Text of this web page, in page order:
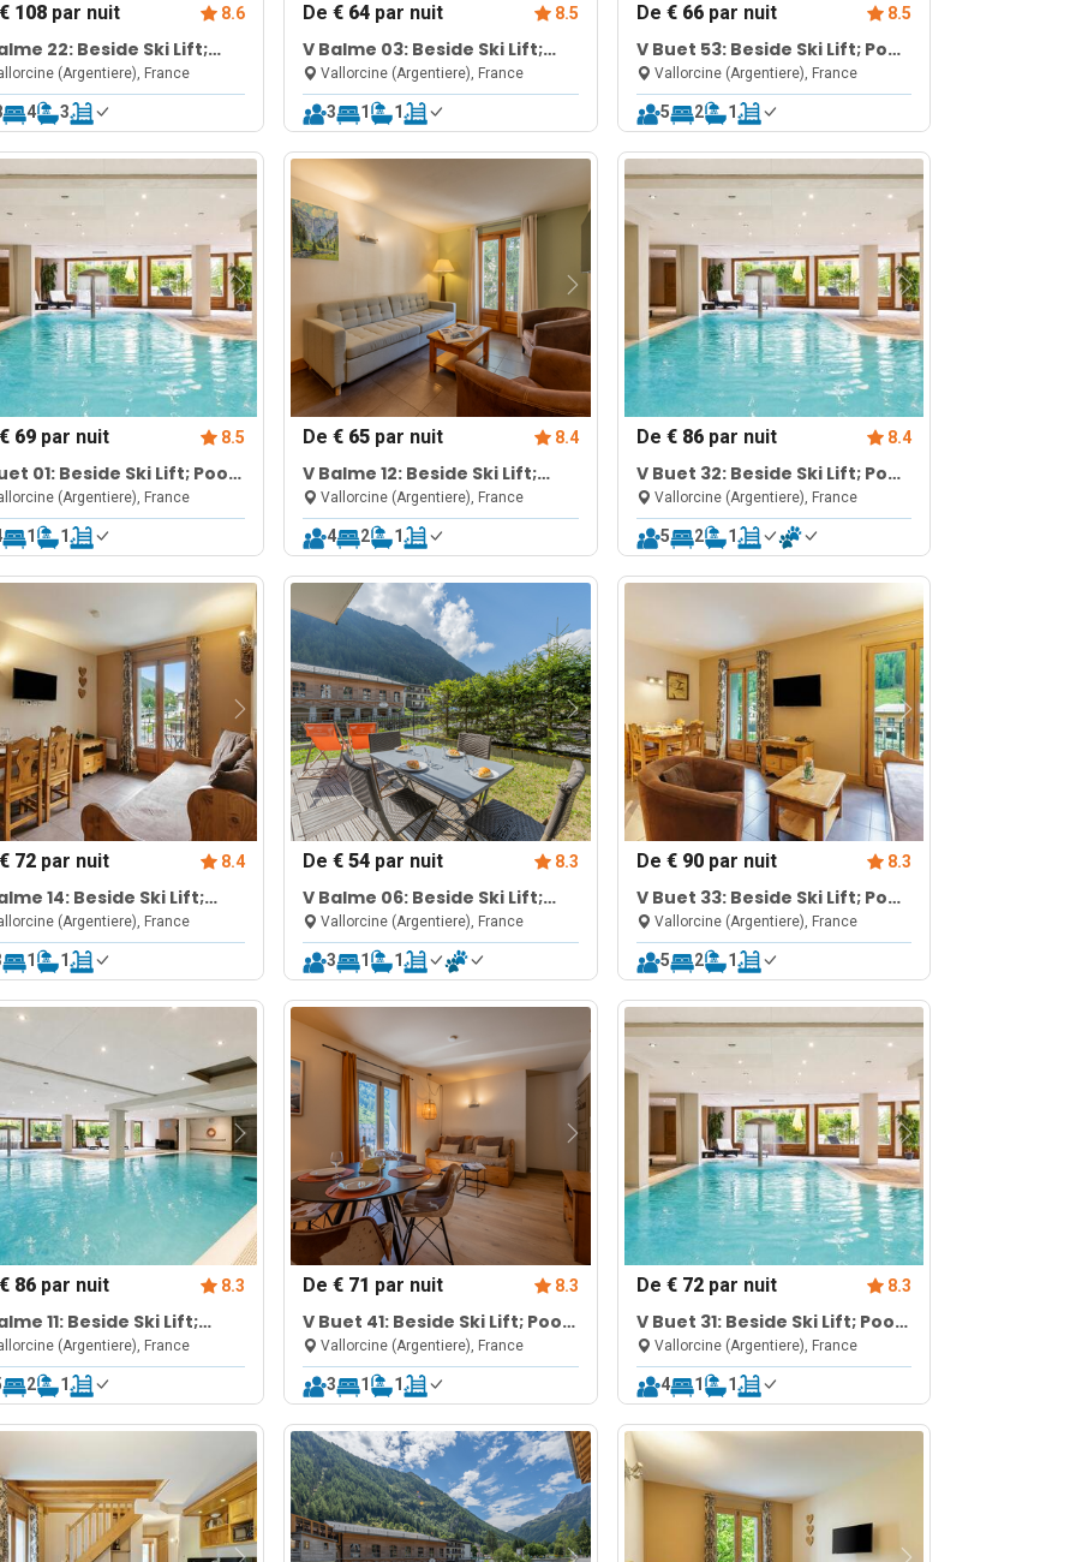
€ 108 par nuit 8.6
22: Beside Ski Lift;
Sauna & Gym
(Argentiere), France
4 3
De € 64par nuit 8.5
V Balme 03: Beside Ski Lift;
Pool, Sauna & Gym
Vallorcine (Argentiere), France
3 1 1
De € 66par nuit 8.5
V Buet 53: Beside Ski Lift; Pool,
Sauna & Gym
Vallorcine (Argentiere), France
5 2 1
€ 69 par nuit 8.5
01: Beside Ski Lift; Pool,
& Gym
(Argentiere), France
1 1
De € 65par nuit 8.4
V Balme 12: Beside Ski Lift;
Pool, Sauna & Gym
Vallorcine (Argentiere), France
4 2 1
De € 86par nuit 8.4
V Buet 32: Beside Ski Lift; Pool,
Sauna & Gym
Vallorcine (Argentiere), France
5 2 1
€ 72 par nuit 8.4
14: Beside Ski Lift;
Sauna & Gym
(Argentiere), France
1 1
De € 54par nuit 8.3
V Balme 06: Beside Ski Lift;
Pool, Sauna & Gym
Vallorcine (Argentiere), France
3 1 1
De € 90par nuit 8.3
V Buet 33: Beside Ski Lift; Pool,
Sauna & Gym
Vallorcine (Argentiere), France
5 2 1
€ 86 par nuit 8.3
11: Beside Ski Lift;
Sauna & Gym
(Argentiere), France
2 1
De € 71 par nuit 8.3
V Buet 41: Beside Ski Lift; Pool,
Sauna & Gym
Vallorcine (Argentiere), France
3 1 1
De € 72par nuit 8.3
V Buet 31: Beside Ski Lift; Pool,
Sauna & Gym
Vallorcine (Argentiere), France
4 1 1